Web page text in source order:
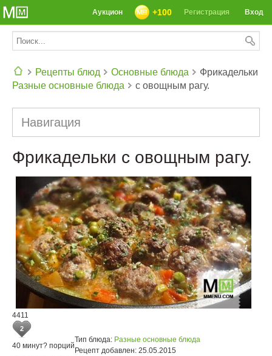
Вход
Регистрация
+100
Аукцион
Рецепты блюд
Основные блюда
Разные основные блюда
Фрикадельки
с овощным рагу.
Навигация
Фрикадельки с овощным рагу.
4411
2
40 минут? порций
Тип блюда: Разные основные блюда
Рецепт добавлен: 25.05.2015